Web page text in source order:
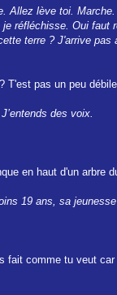
Allez lève toi. Marche.
réfléchisse. Oui
terre ? J'arrive
T'est pas un peu
des voix.
en haut d'un arbre
19 ans, sa
fait comme tu veut